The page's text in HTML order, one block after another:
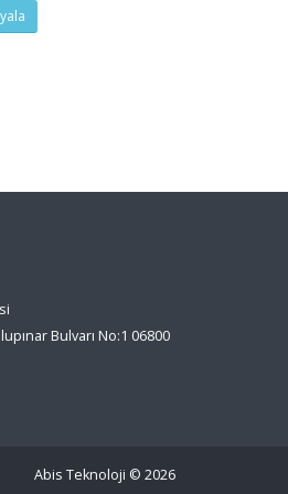
Bulvarı No:1 06800
Abis Teknoloji © 2026